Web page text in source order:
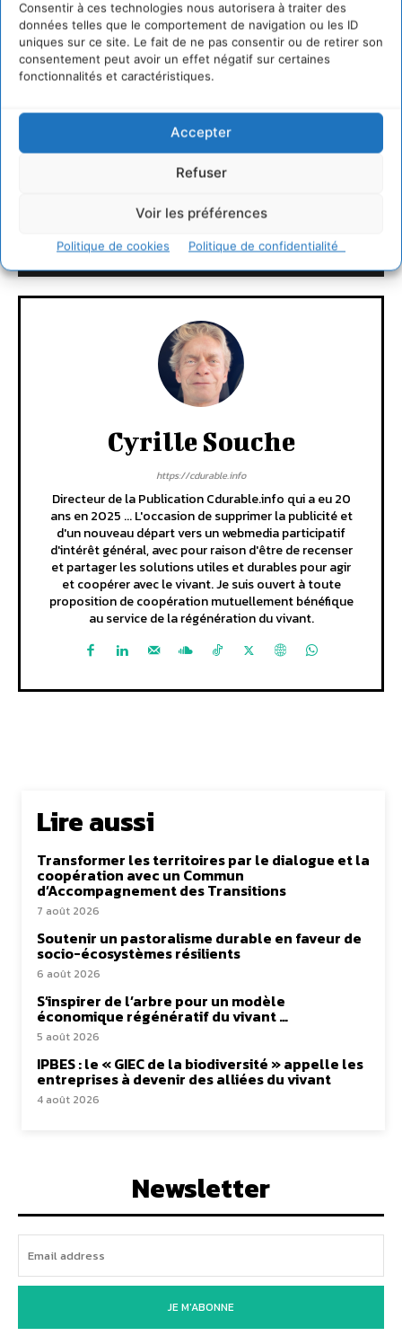
Consentir à ces technologies nous autorisera à traiter des
données telles que le comportement de navigation ou les ID
uniques sur ce site. Le fait de ne pas consentir ou de retirer son
consentement peut avoir un effet négatif sur certaines
fonctionnalités et caractéristiques.
Accepter
Refuser
Voir les préférences
Politique de cookies Politique de confidentialité
nombreux partenaires publiques, associatifs ou privés
tels que les universités, Campus France, la Maison de
l’Europe, Animafac, Studyrama, l’agence Europe
Education Formation France ou le CNOUS.
http://www.ixesn.fr/
LAISSER UN COMMENTAIRE
CONNECTER POUR LAISSER UN COMMENTAIRE
Cyrille Souche
https://cdurable.info
Directeur de la Publication Cdurable.info qui a eu 20
ans en 2025 ... L'occasion de supprimer la publicité et
d'un nouveau départ vers un webmedia participatif
d'intérêt général, avec pour raison d'être de recenser
et partager les solutions utiles et durables pour agir
et coopérer avec le vivant. Je suis ouvert à toute
proposition de coopération mutuellement bénéfique
au service de la régénération du vivant.
Lire aussi
Transformer les territoires par le dialogue et la
coopération avec un Commun
d’Accompagnement des Transitions
7 août 2026
Soutenir un pastoralisme durable en faveur de
socio-écosystèmes résilients
6 août 2026
S’inspirer de l’arbre pour un modèle
économique régénératif du vivant …
5 août 2026
IPBES : le « GIEC de la biodiversité » appelle les
entreprises à devenir des alliées du vivant
4 août 2026
Newsletter
JE M'ABONNE